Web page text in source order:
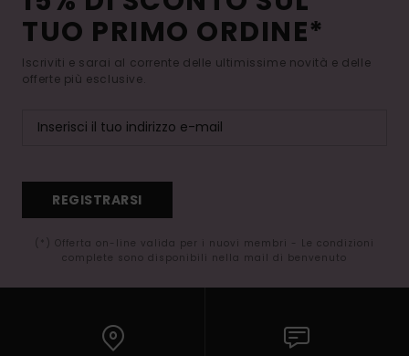
TUO PRIMO ORDINE*
Iscriviti e sarai al corrente delle ultimissime novità e delle
offerte più esclusive.
REGISTRARSI
(*) Offerta on-line valida per i nuovi membri - Le condizioni
complete sono disponibili nella mail di benvenuto